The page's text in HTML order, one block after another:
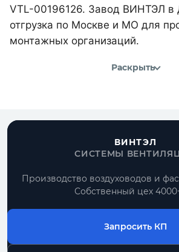
VTL-00196126. Завод ВИНТЭЛ в
отгрузка по Москве и МО для
монтажных организаций.
Раскрыть
ВИНТЭЛ
СИСТЕМЫ
Производство воздуховодов и
Собственный цех
Запросить КП